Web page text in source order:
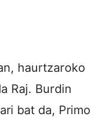
haurtzaroko
Raj. Burdin
bat da, Primo